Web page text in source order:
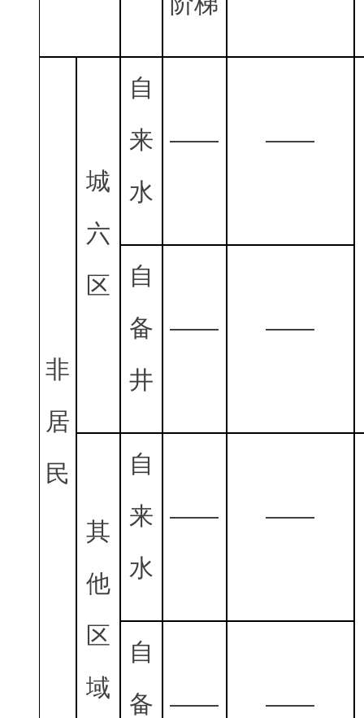
非
居
民
城
六
区
自
来
水
—— ——
自
备
井
—— ——
其
他
区
域
自
来
水
—— ——
自
备
—— ——